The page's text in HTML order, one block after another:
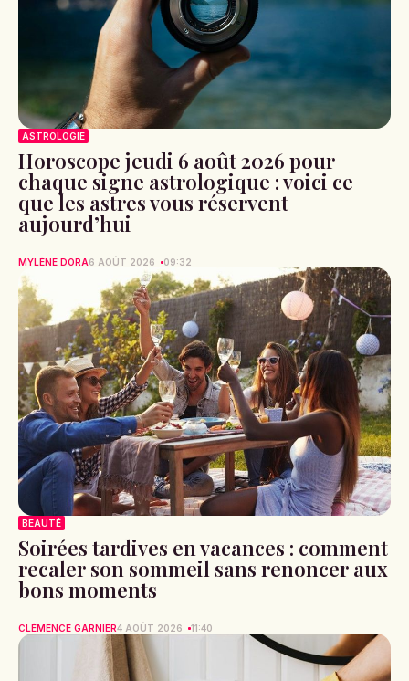
ASTROLOGIE
Horoscope jeudi 6 août 2026 pour
chaque signe astrologique : voici ce
que les astres vous réservent
aujourd’hui
MYLÈNE DORA6 AOÛT 2026 09:32
BEAUTÉ
Soirées tardives en vacances : comment
recaler son sommeil sans renoncer aux
bons moments
CLÉMENCE GARNIER4 AOÛT 2026 11:40